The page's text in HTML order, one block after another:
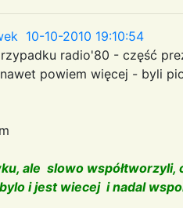
10-10-2010 19:10:54
radio'80 - część
powiem więcej - byli
ale slowo
i jest wiecej i nadal